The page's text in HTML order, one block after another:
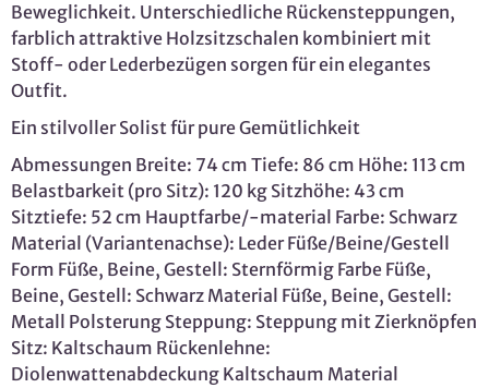
Beweglichkeit. Unterschiedliche Rückensteppungen,
farblich attraktive Holzsitzschalen kombiniert mit
Stoff- oder Lederbezügen sorgen für ein elegantes
Outfit.
Ein stilvoller Solist für pure Gemütlichkeit
Abmessungen Breite: 74 cm Tiefe: 86 cm Höhe: 113 cm
Belastbarkeit (pro Sitz): 120 kg Sitzhöhe: 43 cm
Sitztiefe: 52 cm Hauptfarbe/-material Farbe: Schwarz
Material (Variantenachse): Leder Füße/Beine/Gestell
Form Füße, Beine, Gestell: Sternförmig Farbe Füße,
Beine, Gestell: Schwarz Material Füße, Beine, Gestell:
Metall Polsterung Steppung: Steppung mit Zierknöpfen
Sitz: Kaltschaum Rückenlehne:
Diolenwattenabdeckung Kaltschaum Material